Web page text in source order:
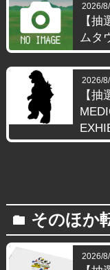
2026/
【
ムタ
2026/
【
folder そのほか
2026/